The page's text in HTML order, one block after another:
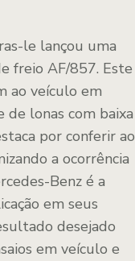
le lançou uma
freio AF/857. Este
ao veículo em
lonas com baixa
por conferir ao
a ocorrência
Benz é a
em seus
desejado
em veículo e